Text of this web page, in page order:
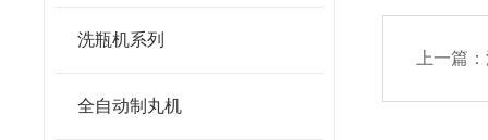
洗瓶机系列
全自动制丸机
上一篇：